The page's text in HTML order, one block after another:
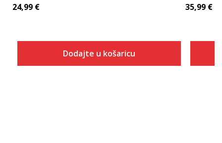
24,99 €
Dodajte u košaricu
35,99 €